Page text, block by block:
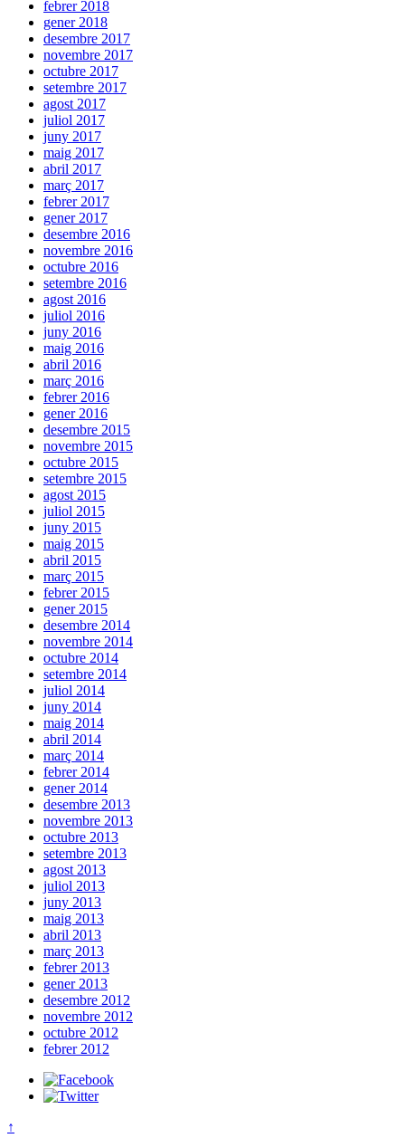
febrer 2018
gener 2018
desembre 2017
novembre 2017
octubre 2017
setembre 2017
agost 2017
juliol 2017
juny 2017
maig 2017
abril 2017
març 2017
febrer 2017
gener 2017
desembre 2016
novembre 2016
octubre 2016
setembre 2016
agost 2016
juliol 2016
juny 2016
maig 2016
abril 2016
març 2016
febrer 2016
gener 2016
desembre 2015
novembre 2015
octubre 2015
setembre 2015
agost 2015
juliol 2015
juny 2015
maig 2015
abril 2015
març 2015
febrer 2015
gener 2015
desembre 2014
novembre 2014
octubre 2014
setembre 2014
juliol 2014
juny 2014
maig 2014
abril 2014
març 2014
febrer 2014
gener 2014
desembre 2013
novembre 2013
octubre 2013
setembre 2013
agost 2013
juliol 2013
juny 2013
maig 2013
abril 2013
març 2013
febrer 2013
gener 2013
desembre 2012
novembre 2012
octubre 2012
febrer 2012
↑